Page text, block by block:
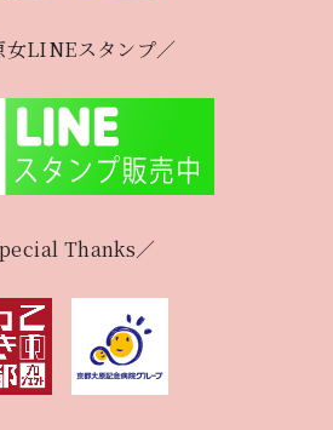
女LINEスタンプ／
Thanks／